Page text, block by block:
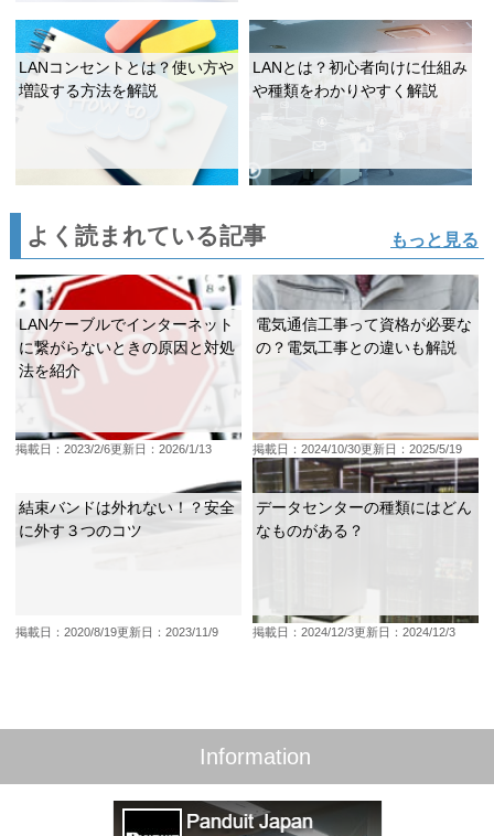
LANコンセントとは？使い方や
増設する方法を解説
LANとは？初心者向けに仕組み
や種類をわかりやすく解説
よく読まれている記事 もっと見る
LANケーブルでインターネット
に繋がらないときの原因と対処
法を紹介
掲載日：2023/2/6更新日：2026/1/13
電気通信工事って資格が必要な
の？電気工事との違いも解説
掲載日：2024/10/30更新日：2025/5/19
結束バンドは外れない！？安全
に外す３つのコツ
掲載日：2020/8/19更新日：2023/11/9
データセンターの種類にはどん
なものがある？
掲載日：2024/12/3更新日：2024/12/3
Information